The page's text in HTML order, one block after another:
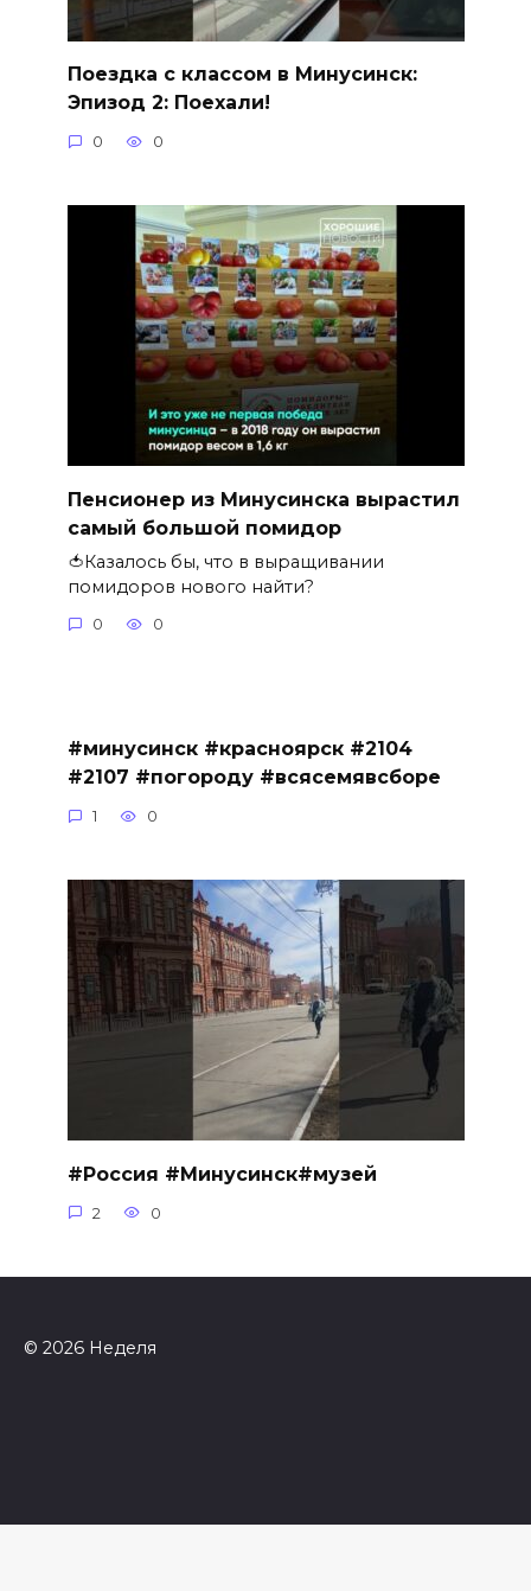
Поездка с классом в Минусинск:
Эпизод 2: Поехали!
0 0
Пенсионер из Минусинска вырастил
самый большой помидор
🍅Казалось бы, что в выращивании
помидоров нового найти?
0 0
#минусинск #красноярск #2104
#2107 #погороду #всясемявсборе
1 0
#Россия #Минусинск#музей
2 0
© 2026 Неделя